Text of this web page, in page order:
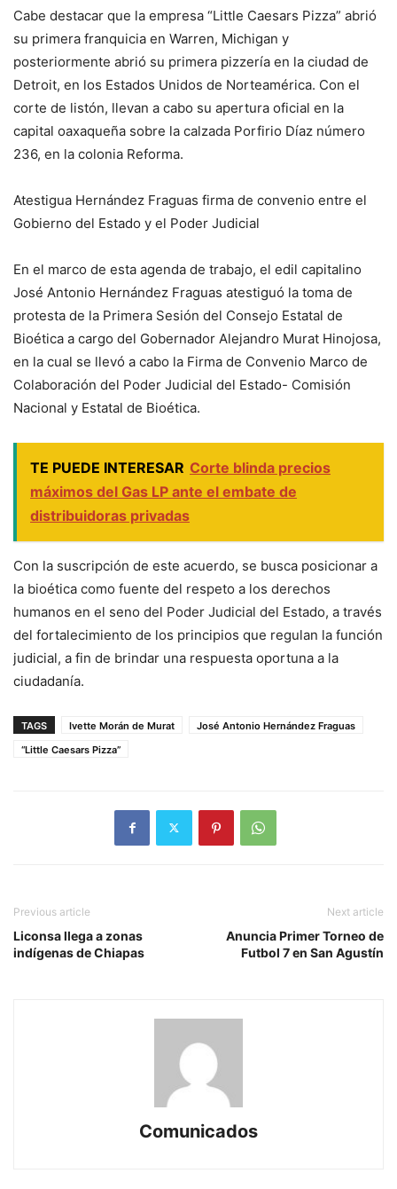
Cabe destacar que la empresa “Little Caesars Pizza” abrió
su primera franquicia en Warren, Michigan y
posteriormente abrió su primera pizzería en la ciudad de
Detroit, en los Estados Unidos de Norteamérica. Con el
corte de listón, llevan a cabo su apertura oficial en la
capital oaxaqueña sobre la calzada Porfirio Díaz número
236, en la colonia Reforma.
Atestigua Hernández Fraguas firma de convenio entre el
Gobierno del Estado y el Poder Judicial
En el marco de esta agenda de trabajo, el edil capitalino
José Antonio Hernández Fraguas atestiguó la toma de
protesta de la Primera Sesión del Consejo Estatal de
Bioética a cargo del Gobernador Alejandro Murat Hinojosa,
en la cual se llevó a cabo la Firma de Convenio Marco de
Colaboración del Poder Judicial del Estado- Comisión
Nacional y Estatal de Bioética.
TE PUEDE INTERESAR Corte blinda precios
máximos del Gas LP ante el embate de
distribuidoras privadas
Con la suscripción de este acuerdo, se busca posicionar a
la bioética como fuente del respeto a los derechos
humanos en el seno del Poder Judicial del Estado, a través
del fortalecimiento de los principios que regulan la función
judicial, a fin de brindar una respuesta oportuna a la
ciudadanía.
TAGS Ivette Morán de Murat
José Antonio Hernández Fraguas
“Little Caesars Pizza”
Previous article
Liconsa llega a zonas
indígenas de Chiapas
Next article
Anuncia Primer Torneo de
Futbol 7 en San Agustín
Comunicados